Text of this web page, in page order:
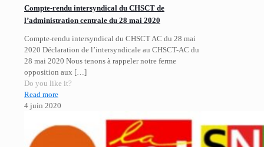
Compte-rendu intersyndical du CHSCT de
l’administration centrale du 28 mai 2020
Compte-rendu intersyndical du CHSCT AC du 28 mai
2020 Déclaration de l’intersyndicale au CHSCT-AC du
28 mai 2020 Nous tenons à rappeler notre ferme
opposition aux […]
Do you like it?
Read more
4 juin 2020